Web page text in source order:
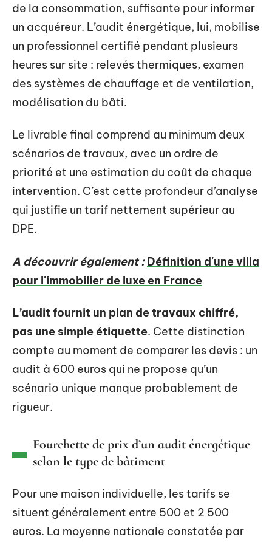
de la consommation, suffisante pour informer
un acquéreur. L’audit énergétique, lui, mobilise
un professionnel certifié pendant plusieurs
heures sur site : relevés thermiques, examen
des systèmes de chauffage et de ventilation,
modélisation du bâti.
Le livrable final comprend au minimum deux
scénarios de travaux, avec un ordre de
priorité et une estimation du coût de chaque
intervention. C’est cette profondeur d’analyse
qui justifie un tarif nettement supérieur au
DPE.
A découvrir également : Définition d'une villa
pour l'immobilier de luxe en France
L’audit fournit un plan de travaux chiffré,
pas une simple étiquette. Cette distinction
compte au moment de comparer les devis : un
audit à 600 euros qui ne propose qu’un
scénario unique manque probablement de
rigueur.
Fourchette de prix d’un audit énergétique
selon le type de bâtiment
Pour une maison individuelle, les tarifs se
situent généralement entre 500 et 2 500
euros. La moyenne nationale constatée par